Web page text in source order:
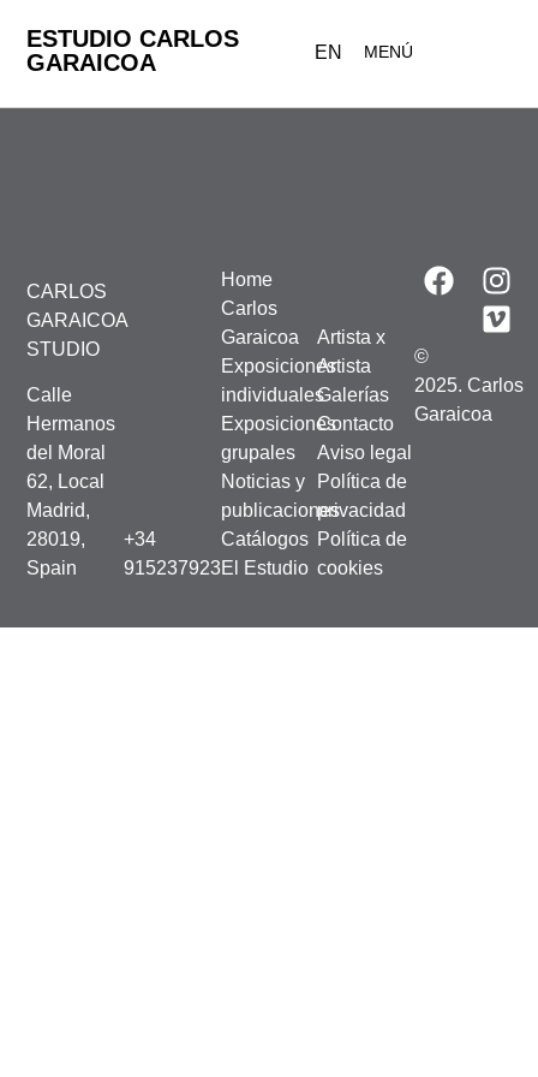
ESTUDIO CARLOS
GARAICOA
EN MENÚ
CARLOS
GARAICOA
STUDIO
Calle
Hermanos
del Moral
62, Local
Madrid,
28019,
Spain
+34
915237923
Home
Carlos
Garaicoa
Exposiciones
individuales
Exposiciones
grupales
Noticias y
publicaciones
Catálogos
El Estudio
Artista x
Artista
Galerías
Contacto
Aviso legal
Política de
privacidad
Política de
cookies
©
2025. Carlos
Garaicoa